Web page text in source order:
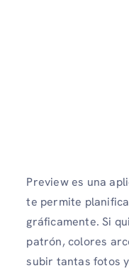
Preview es una
te permite
gráficamente. Si
patrón, colores
subir tantas fotos